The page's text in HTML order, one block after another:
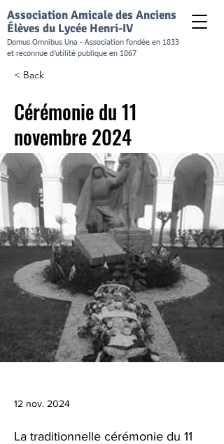
Association Amicale des Anciens
Élèves du Lycée Henri-IV
Domus Omnibus Una - Association fondée en 1833
et reconnue d’utilité publique en 1867
< Back
Cérémonie du 11
novembre 2024
12 nov. 2024
La traditionnelle cérémonie du 11